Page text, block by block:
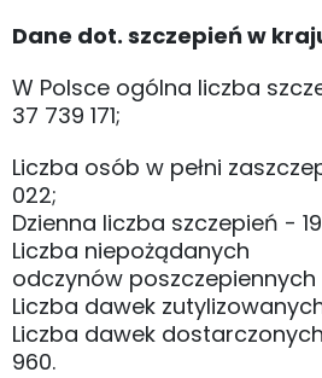
Dane dot. szczepień w
W Polsce ogólna liczba
37 739 171;
Liczba osób w pełni
022;
Dzienna liczba szczepień -
Liczba niepożądanych
odczynów poszczepiennych
Liczba dawek
Liczba dawek
960.